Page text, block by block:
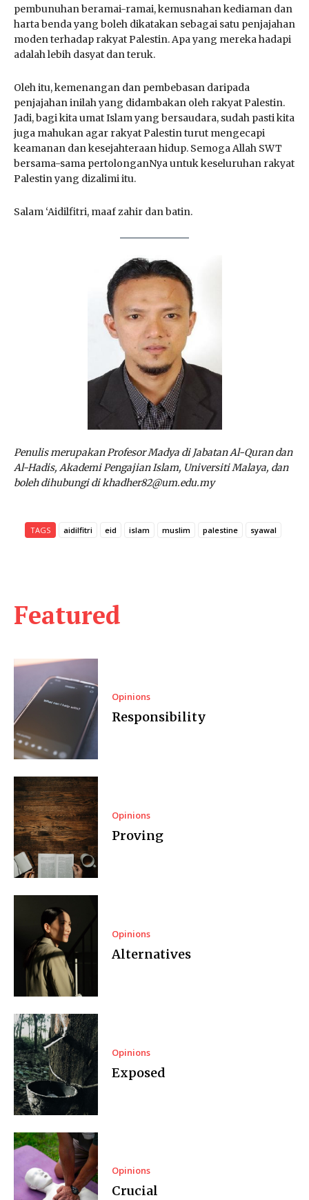
Featured
Opinions
Responsibility
Opinions
Proving
Opinions
Alternatives
Opinions
Exposed
Opinions
Crucial
pembunuhan beramai-ramai, kemusnahan kediaman dan
harta benda yang boleh dikatakan sebagai satu penjajahan
moden terhadap rakyat Palestin. Apa yang mereka hadapi
adalah lebih dasyat dan teruk.
Oleh itu, kemenangan dan pembebasan daripada
penjajahan inilah yang didambakan oleh rakyat Palestin.
Jadi, bagi kita umat Islam yang bersaudara, sudah pasti kita
juga mahukan agar rakyat Palestin turut mengecapi
keamanan dan kesejahteraan hidup. Semoga Allah SWT
bersama-sama pertolonganNya untuk keseluruhan rakyat
Palestin yang dizalimi itu.
Salam ‘Aidilfitri, maaf zahir dan batin.
Penulis merupakan Profesor Madya di Jabatan Al-Quran dan
Al-Hadis, Akademi Pengajian Islam, Universiti Malaya, dan
boleh dihubungi di khadher82@um.edu.my
TAGS aidilfitri eid islam muslim palestine syawal